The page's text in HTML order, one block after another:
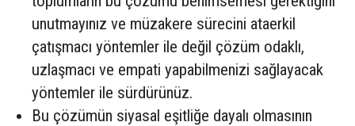
unutmayınız ve müzakere sürecini ataerkil
çatışmacı yöntemler ile değil çözüm odaklı,
uzlaşmacı ve empati yapabilmenizi sağlayacak
yöntemler ile sürdürünüz.
Bu çözümün siyasal eşitliğe dayalı olmasının